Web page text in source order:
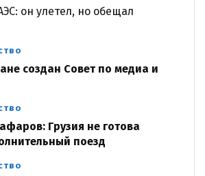
он улетел, но обещал
создан Совет по медиа и
Грузия не готова
поезд